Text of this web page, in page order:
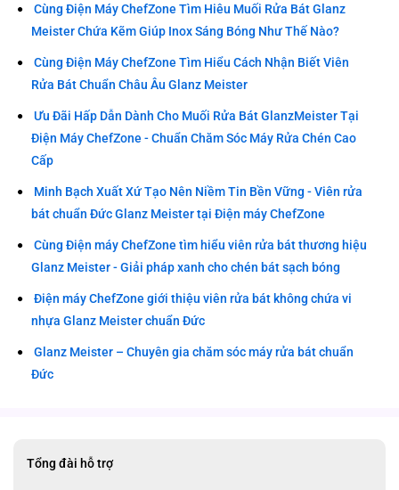
Cùng Điện Máy ChefZone Tìm Hiêu Muối Rửa Bát Glanz
Meister Chứa Kẽm Giúp Inox Sáng Bóng Như Thế Nào?
Cùng Điện Máy ChefZone Tìm Hiểu Cách Nhận Biết Viên
Rửa Bát Chuẩn Châu Âu Glanz Meister
Ưu Đãi Hấp Dẫn Dành Cho Muối Rửa Bát GlanzMeister Tại
Điện Máy ChefZone - Chuẩn Chăm Sóc Máy Rửa Chén Cao
Cấp
Minh Bạch Xuất Xứ Tạo Nên Niềm Tin Bền Vững - Viên rửa
bát chuẩn Đức Glanz Meister tại Điện máy ChefZone
Cùng Điện máy ChefZone tìm hiểu viên rửa bát thương hiệu
Glanz Meister - Giải pháp xanh cho chén bát sạch bóng
Điện máy ChefZone giới thiệu viên rửa bát không chứa vi
nhựa Glanz Meister chuẩn Đức
Glanz Meister – Chuyên gia chăm sóc máy rửa bát chuẩn
Đức
Tổng đài hỗ trợ